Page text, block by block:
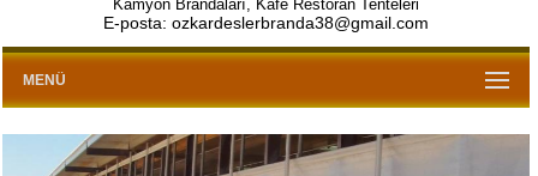
Kamyon Brandaları, Kafe Restoran Tenteleri
E-posta: ozkardeslerbranda38@gmail.com
MENÜ